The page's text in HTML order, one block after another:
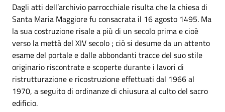
Dagli atti dell’archivio parrocchiale risulta che la chiesa di
Santa Maria Maggiore fu consacrata il 16 agosto 1495. Ma
la sua costruzione risale a più di un secolo prima e cioè
verso la mettà del XIV secolo ; ciò si desume da un attento
esame del portale e dalle abbondanti tracce del suo stile
originario riscontrate e scoperte durante i lavori di
ristrutturazione e ricostruzione effettuati dal 1966 al
1970, a seguito di ordinanze di chiusura al culto del sacro
edificio.